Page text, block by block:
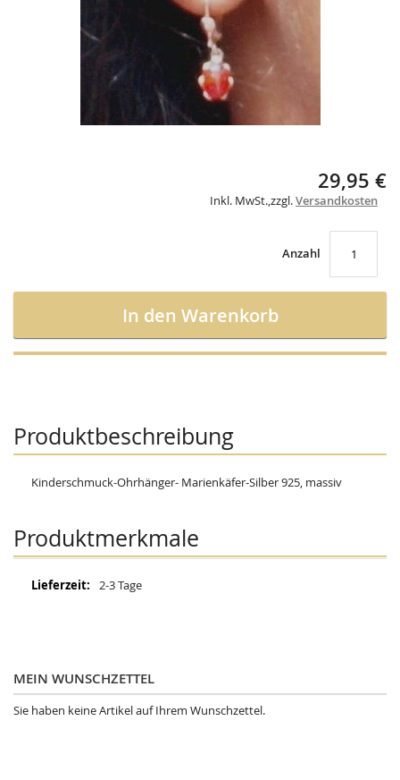
29,95 €
Inkl. MwSt.,zzgl.Versandkosten
Anzahl
In den Warenkorb
Produktbeschreibung
Kinderschmuck-Ohrhänger- Marienkäfer-Silber 925, massiv
Produktmerkmale
Mehr
2-3 Tage
MEIN WUNSCHZETTEL
Sie haben keine Artikel auf Ihrem Wunschzettel.